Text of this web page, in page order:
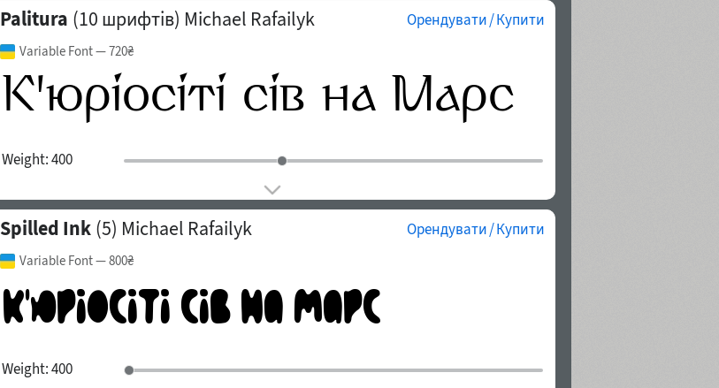
Palitura (10 шрифтів) Michael Rafailyk Орендувати / Купити
Variable Font— 720₴
Weight:400
Spilled Ink (5) Michael Rafailyk Орендувати / Купити
Variable Font— 800₴
Weight:400